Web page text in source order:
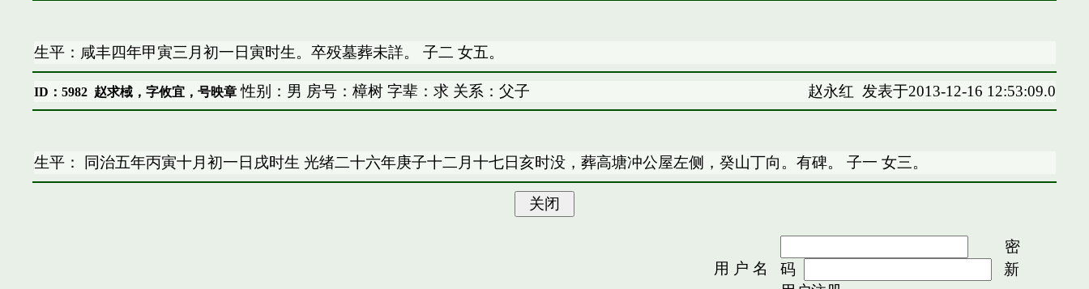
生平：咸丰四年甲寅三月初一日寅时生。卒殁墓葬未詳。 子二 女五。
ID：5982 赵求棫，字攸宜，号映章性别：男 房号：樟树 字辈：求 关系：父子 赵永红 发表于2013-12-16 12:53:09.0
生平： 同治五年丙寅十月初一日戌时生 光绪二十六年庚子十二月十七日亥时没，葬高塘冲公屋左侧，癸山丁向。有碑。 子一 女三。
用 户 名
密
码
新